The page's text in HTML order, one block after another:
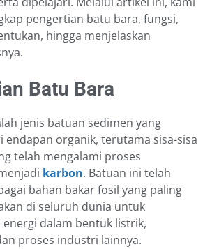
pengertian batu bara, fungsi,
hingga menjelaskan
Batu Bara
jenis batuan sedimen yang
organik, terutama sisa-sisa
telah mengalami proses
karbon. Batuan ini telah
bahan bakar fosil yang paling
di seluruh dunia untuk
energi dalam bentuk listrik,
proses industri lainnya.